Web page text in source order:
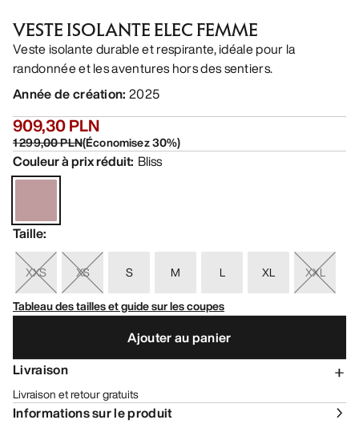
VESTE ISOLANTE ELEC FEMME
Veste isolante durable et respirante, idéale pour la
randonnée et les aventures hors des sentiers.
Année de création: 2025
909,30 PLN
1 299,00 PLN(Économisez30%)
Couleur à prix réduit: Bliss
Taille:
XXS XS S M L XL
XXL
Tableau des tailles et guide sur les coupes
Ajouter au panier
Livraison
Livraison et retour gratuits
Informations sur le produit